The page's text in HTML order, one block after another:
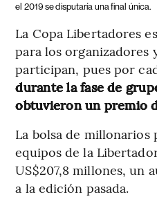
el 2019 se disputaría una final única.
La Copa Libertadores
para los organizadores
participan, pues por
durante la fase de
obtuvieron un premio
La bolsa de millonarios
equipos de la
US$207,8 millones, un
a la edición pasada.